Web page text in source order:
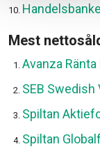
Mest
Avanza Ränta
SEB Swedish
Spiltan
Spiltan